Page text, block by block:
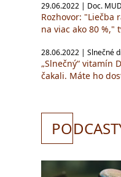
29.06.2022 | Doc.
Rozhovor: "Liečba
na viac ako 80 %,"
28.06.2022 | Slnečné
„Slnečný“ vitamín
čakali. Máte ho
PO